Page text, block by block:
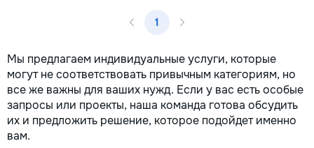
lei/m² Materiale pentru lucrări
brute – de la 1 500–2 500 lei/m²
la 2 500–7 000+ lei/set Tavan
extensibil – de la 120–200 lei/m²
Calitatea noastră – confortul
dumneavoastră! Realizăm
interiorul cât mai aproape posibil
de proiectul de design, cu atenție
la fiecare detaliu. Contactați-ne
1
Мы предлагаем индивидуальные услуги, которые
могут не соответствовать привычным категориям, но
все же важны для ваших нужд. Если у вас есть особые
запросы или проекты, наша команда готова обсудить
их и предложить решение, которое подойдет именно
вам.